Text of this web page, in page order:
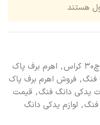
هستند
کراس , اهرم برف پاک
فنگ, فروش اهرم برف پاک
یدکی دانگ فنگ, قیمت
فنگ, لوازم یدکی دانگ